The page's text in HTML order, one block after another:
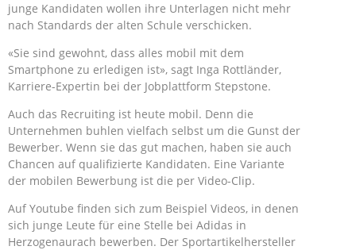
junge Kandidaten wollen ihre Unterlagen nicht mehr
nach Standards der alten Schule verschicken.
«Sie sind gewohnt, dass alles mobil mit dem
Smartphone zu erledigen ist», sagt Inga Rottländer,
Karriere-Expertin bei der Jobplattform Stepstone.
Auch das Recruiting ist heute mobil. Denn die
Unternehmen buhlen vielfach selbst um die Gunst der
Bewerber. Wenn sie das gut machen, haben sie auch
Chancen auf qualifizierte Kandidaten. Eine Variante
der mobilen Bewerbung ist die per Video-Clip.
Auf Youtube finden sich zum Beispiel Videos, in denen
sich junge Leute für eine Stelle bei Adidas in
Herzogenaurach bewerben. Der Sportartikelhersteller